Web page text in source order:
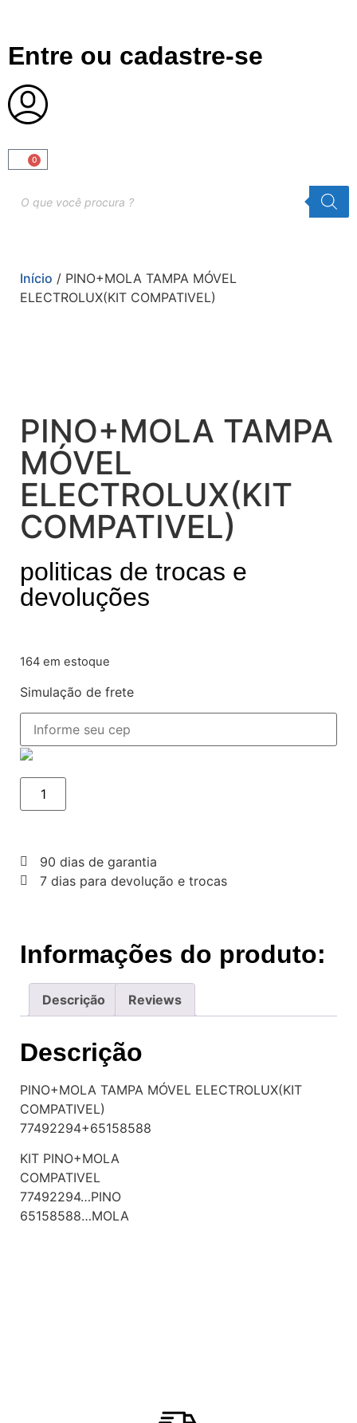
0
Entre ou cadastre-se
Início / PINO+MOLA TAMPA MÓVEL
ELECTROLUX(KIT COMPATIVEL)
PINO+MOLA TAMPA
MÓVEL
ELECTROLUX(KIT
COMPATIVEL)
politicas de trocas e
devoluções
164 em estoque
Simulação de frete
90 dias de garantia
7 dias para devolução e trocas
Informações do produto:
Descrição Reviews
Descrição
PINO+MOLA TAMPA MÓVEL ELECTROLUX(KIT
COMPATIVEL)
77492294+65158588
KIT PINO+MOLA
COMPATIVEL
77492294…PINO
65158588…MOLA